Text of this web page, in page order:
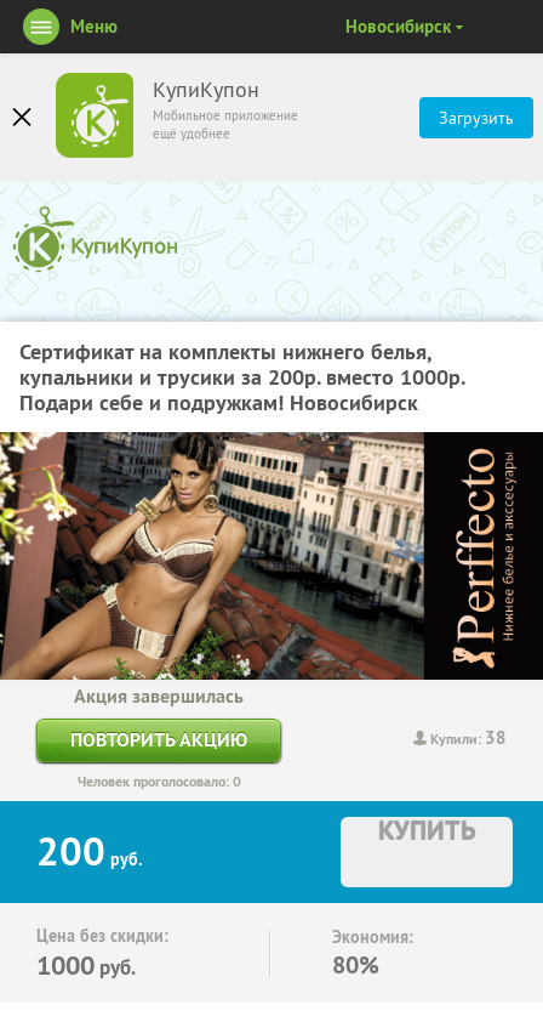
КупиКупон
Мобильное приложение
ещё удобнее
Загрузить
Меню Новосибирск
Сертификат на комплекты нижнего белья,
купальники и трусики за 200р. вместо 1000р.
Подари себе и подружкам! Новосибирск
Купили: 38
Акция завершилась
ПОВТОРИТЬ АКЦИЮ
Человек проголосовало: 0
200 руб.
КУПИТЬ
Цена без скидки:
1000 руб.
Экономия:
80%